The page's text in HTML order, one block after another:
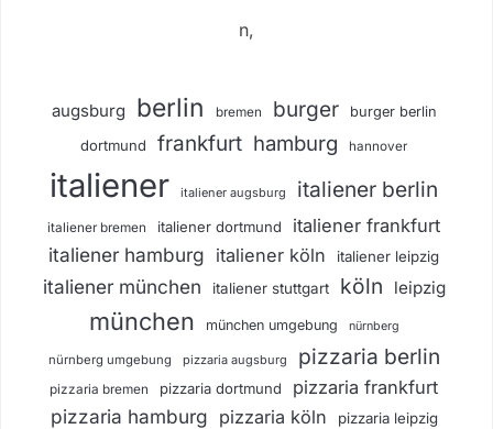
n,
augsburg berlin bremen burger burger berlin
dortmund frankfurt hamburg hannover
italiener italiener augsburg italiener berlin
italiener bremen italiener dortmund italiener frankfurt
italiener hamburg italiener köln italiener leipzig
italiener münchen italiener stuttgart köln leipzig
münchen münchen umgebung nürnberg
nürnberg umgebung pizzaria augsburg pizzaria berlin
pizzaria bremen pizzaria dortmund pizzaria frankfurt
pizzaria hamburg pizzaria köln pizzaria leipzig